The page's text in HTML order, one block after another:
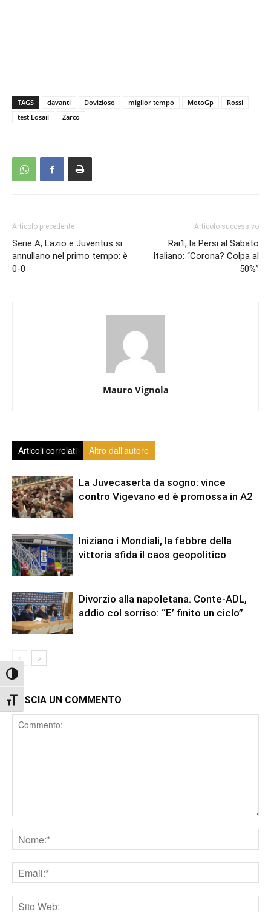
Attiva/disattiva alto contrasto
Attiva/disattiva dimensione testo
TAGS davanti Dovizioso miglior tempo MotoGp
Rossi
test Losail
Zarco
Articolo precedente
Serie A, Lazio e Juventus si
annullano nel primo tempo: è
0-0
Articolo successivo
Rai1, la Persi al Sabato
Italiano: “Corona? Colpa al
50%”
Mauro Vignola
Articoli correlati Altro dall'autore
La Juvecaserta da sogno: vince
contro Vigevano ed è promossa in A2
Iniziano i Mondiali, la febbre della
vittoria sfida il caos geopolitico
Divorzio alla napoletana. Conte-ADL,
addio col sorriso: “E’ finito un ciclo”
LASCIA UN COMMENTO
Comment
Nome
Email
Sito